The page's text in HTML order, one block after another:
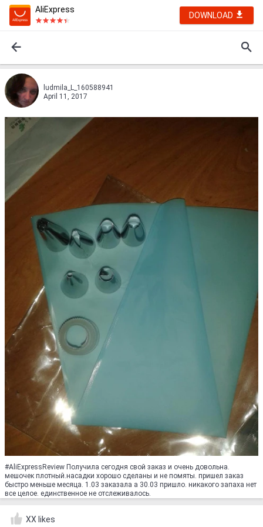
AliExpress
DOWNLOAD
ludmila_L_160588941
April 11, 2017
#AliExpressReview Получила сегодня свой заказ и очень довольна.
мешочек плотный.насадки хорошо сделаны и не помяты. пришел заказ
быстро меньше месяца. 1.03 заказала а 30.03 пришло. никакого запаха нет
все целое. единственное не отслеживалось.
XX likes